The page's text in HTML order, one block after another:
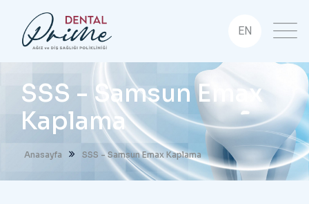
EN
SSS - Samsun Emax
Kaplama
Anasayfa SSS - Samsun Emax Kaplama